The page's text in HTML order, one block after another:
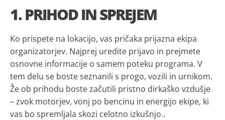
1. PRIHOD IN SPREJEM
Ko prispete na lokacijo, vas pričaka prijazna ekipa
organizatorjev. Najprej uredite prijavo in prejmete
osnovne informacije o samem poteku programa. V
tem delu se boste seznanili s progo, vozili in urnikom.
Že ob prihodu boste začutili pristno dirkaško vzdušje
– zvok motorjev, vonj po bencinu in energijo ekipe, ki
vas bo spremljala skozi celotno izkušnjo..